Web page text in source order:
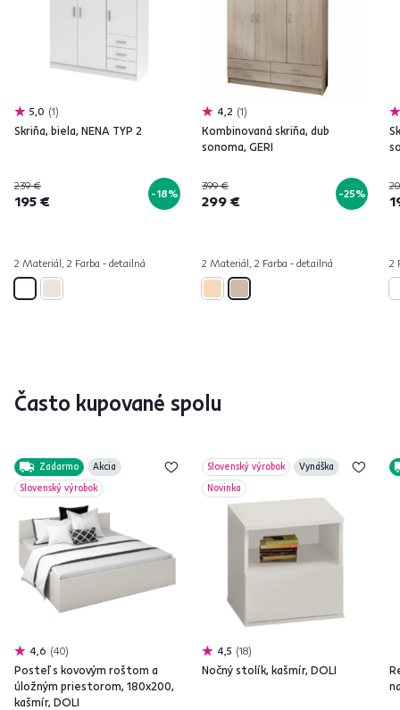
5,0 1
Skriňa, biela, NENA TYP 2
239 €
195 € -18%
2 Materiál, 2 Farba - detailná
4,2 1
Kombinovaná skriňa, dub
sonoma, GERI
399 €
299 € -25%
2 Materiál, 2 Farba - detailná 2
Často kupované spolu
Zadarmo
Akcia
Slovenský výrobok
4,6 40
Posteľ s kovovým roštom a
úložným priestorom, 180x200,
kašmír, DOLI
Slovenský výrobok
Vynáška
Novinka
4,5 18
Nočný stolík, kašmír, DOLI